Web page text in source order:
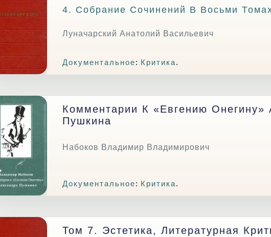
4. Собрание Сочинений В Восьми
Луначарский Анатолий Васильевич
Документальное: Критика.
Комментарии К «Евгению Онегину»
Пушкина
Набоков Владимир Владимирович
Документальное: Критика.
Том 7. Эстетика, Литературная